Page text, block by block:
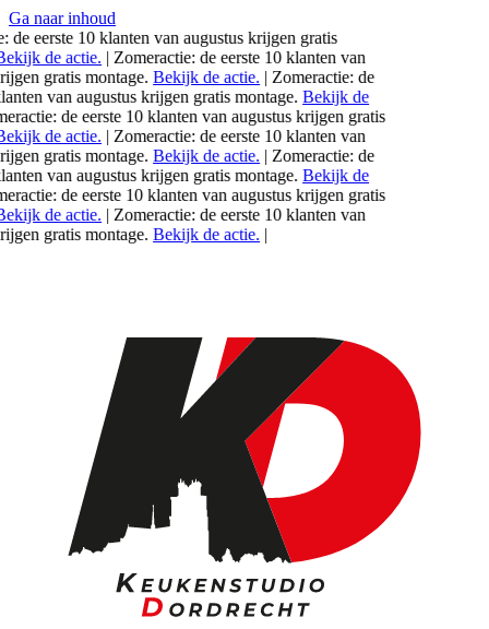
Ga naar inhoud
eerste 10 klanten vanaugustuskrijgen gratis
de actie. | Zomeractie: de eerste 10 klanten van
gratis montage.Bekijk de actie. | Zomeractie: de
vanaugustuskrijgen gratis montage.Bekijk de
de eerste 10 klanten vanaugustuskrijgen gratis
de actie. | Zomeractie: de eerste 10 klanten van
gratis montage.Bekijk de actie. | Zomeractie: de
vanaugustuskrijgen gratis montage.Bekijk de
de eerste 10 klanten vanaugustuskrijgen gratis
de actie. | Zomeractie: de eerste 10 klanten van
gratis montage.Bekijk de actie. |